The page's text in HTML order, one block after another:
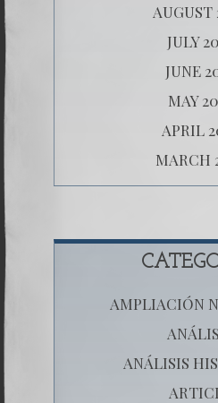
AUGUST
JULY
JUNE
MAY
APRIL
MARCH
AMPLIACIÓN
ANÁLISIS